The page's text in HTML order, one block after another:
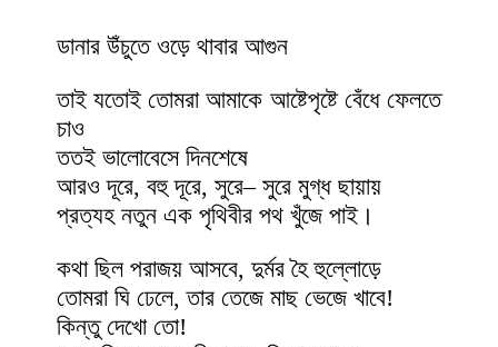
ডানার উঁচুতে ওড়ে থাবার আগুন
তাই যতোই তোমরা আমাকে আষ্টেপৃষ্টে বেঁধে ফেলতে
চাও
ততই ভালোবেসে দিনশেষে
আরও দূরে, বহু দূরে, সুরে– সুরে মুগ্ধ ছায়ায়
প্রত্যহ নতুন এক পৃথিবীর পথ খুঁজে পাই।
কথা ছিল পরাজয় আসবে, দুর্মর হৈ হুল্লোড়ে
তোমরা ঘি ঢেলে, তার তেজে মাছ ভেজে খাবে!
কিন্তু দেখো তো!